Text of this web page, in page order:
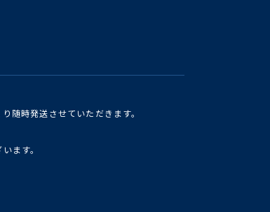
随時発送させていただきます。
ます。